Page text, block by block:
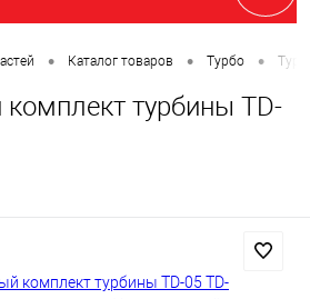
• Каталог товаров • Турбо •
турбины TD-